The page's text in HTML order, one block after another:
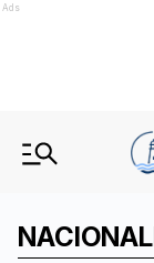
Ads